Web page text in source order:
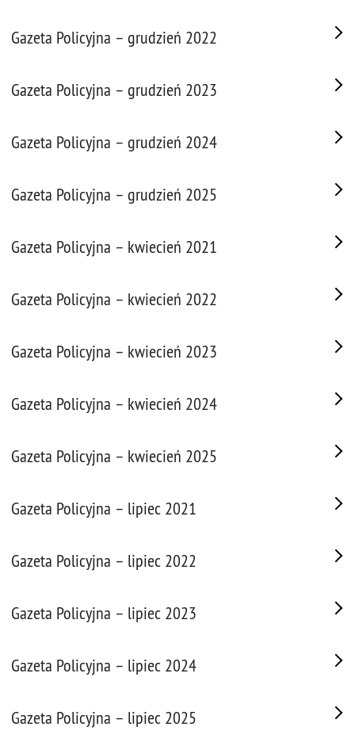
Gazeta Policyjna – grudzień 2022
Gazeta Policyjna – grudzień 2023
Gazeta Policyjna – grudzień 2024
Gazeta Policyjna – grudzień 2025
Gazeta Policyjna – kwiecień 2021
Gazeta Policyjna – kwiecień 2022
Gazeta Policyjna – kwiecień 2023
Gazeta Policyjna – kwiecień 2024
Gazeta Policyjna – kwiecień 2025
Gazeta Policyjna – lipiec 2021
Gazeta Policyjna – lipiec 2022
Gazeta Policyjna – lipiec 2023
Gazeta Policyjna – lipiec 2024
Gazeta Policyjna – lipiec 2025